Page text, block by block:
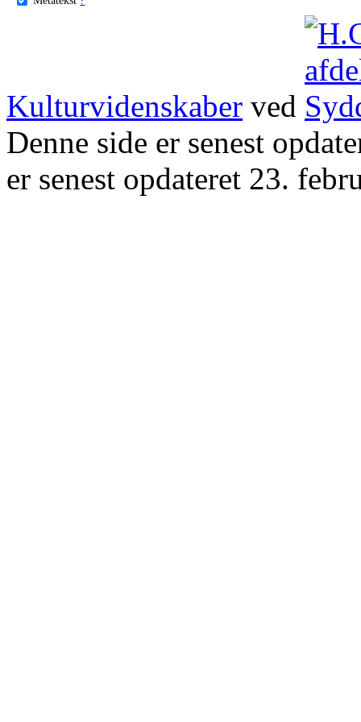
Kulturvidenskaber ved
Denne side er senest
er senest opdateret 23.